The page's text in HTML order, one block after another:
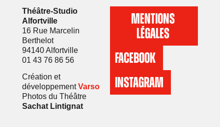
Théâtre-Studio
Alfortville
16 Rue Marcelin
Berthelot
94140 Alfortville
01 43 76 86 56
Création et
développementVarso
Photos du Théâtre
Sachat Lintignat
MENTIONS
LÉGALES
FACEBOOK
INSTAGRAM